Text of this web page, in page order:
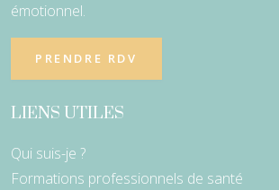
émotionnel.
PRENDRE RDV
LIENS UTILES
Qui suis-je ?
Formations professionnels de santé